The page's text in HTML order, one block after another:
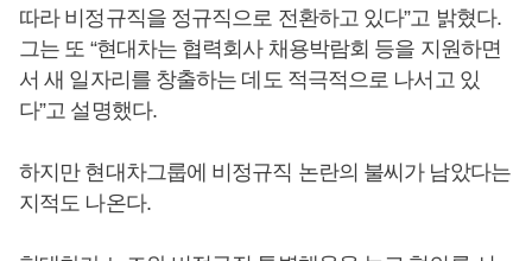
따라 비정규직을 정규직으로 전환하고 있다”고 밝혔다.
그는 또 “현대차는 협력회사 채용박람회 등을 지원하면
서 새 일자리를 창출하는 데도 적극적으로 나서고 있
다”고 설명했다.
하지만 현대차그룹에 비정규직 논란의 불씨가 남았다는
지적도 나온다.